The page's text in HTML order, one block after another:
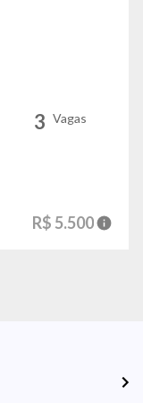
3 Vagas
R$ 5.500